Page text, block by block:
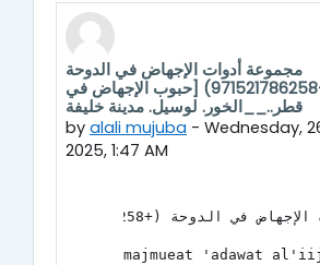
مجموعة أدوات الإجهاض في الدوحة
(+971521786258) [حبوب الإجهاض في
قطر..__الخور. لوسيل. مدينة خليفة
by alali mujuba - Wednesday,
2025, 1:47 AM
Number of replies: 0
[حبوب الإجهاض في قطر..__الخور. لوسيل. مدينة خليفة
majmueat 'adawat